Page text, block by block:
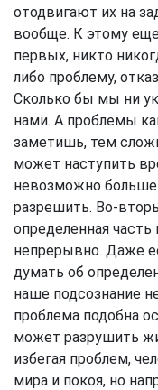
отодвигают их на
вообще. К этому
первых, никто
либо проблему,
Сколько бы мы ни
нами. А проблемы
заметишь, тем
может наступить
невозможно больше
разрешить. Во-
определенная
непрерывно. Даже
думать об
наше подсознание
проблема подобна
может разрушить
избегая проблем,
мира и покоя, но